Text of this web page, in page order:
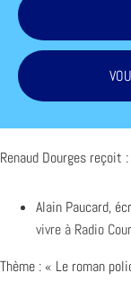
Renaud Dourges reçoit :
Alain Paucard,
vivre à Radio
Thème : « Le roman